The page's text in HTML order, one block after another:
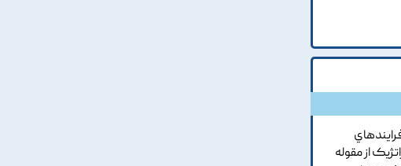
از مقوله